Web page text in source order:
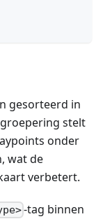
gesorteerd in
stelt
onder
wat de
verbetert.
-tag binnen